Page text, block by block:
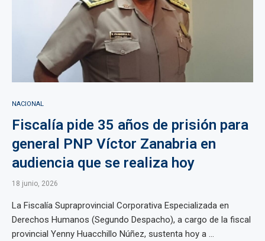
NACIONAL
Fiscalía pide 35 años de prisión para
general PNP Víctor Zanabria en
audiencia que se realiza hoy
18 junio, 2026
La Fiscalía Supraprovincial Corporativa Especializada en
Derechos Humanos (Segundo Despacho), a cargo de la fiscal
provincial Yenny Huacchillo Núñez, sustenta hoy a ...